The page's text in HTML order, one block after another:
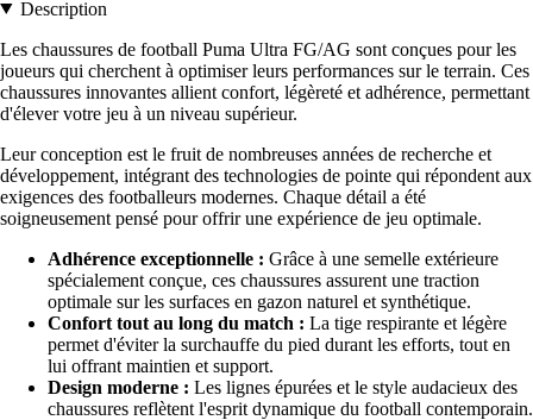
Description
Les chaussures de football Puma Ultra FG/AG sont conçues pour les
joueurs qui cherchent à optimiser leurs performances sur le terrain. Ces
chaussures innovantes allient confort, légèreté et adhérence, permettant
d'élever votre jeu à un niveau supérieur.
Leur conception est le fruit de nombreuses années de recherche et
développement, intégrant des technologies de pointe qui répondent aux
exigences des footballeurs modernes. Chaque détail a été
soigneusement pensé pour offrir une expérience de jeu optimale.
Adhérence exceptionnelle : Grâce à une semelle extérieure
spécialement conçue, ces chaussures assurent une traction
optimale sur les surfaces en gazon naturel et synthétique.
Confort tout au long du match : La tige respirante et légère
permet d'éviter la surchauffe du pied durant les efforts, tout en
lui offrant maintien et support.
Design moderne : Les lignes épurées et le style audacieux des
chaussures reflètent l'esprit dynamique du football contemporain.